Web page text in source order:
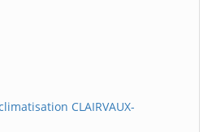
CLAIRVAUX-